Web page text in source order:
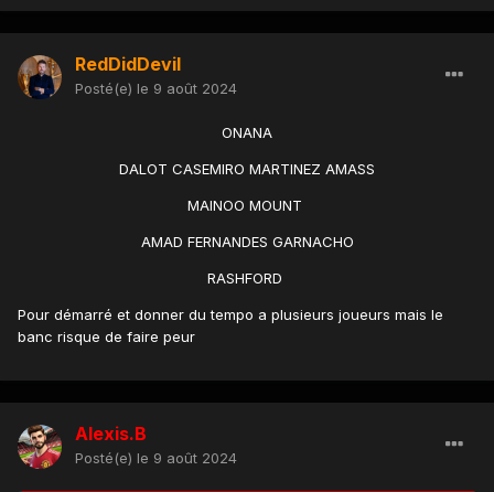
RedDidDevil
Posté(e) le 9 août 2024
ONANA
DALOT CASEMIRO MARTINEZ AMASS
MAINOO MOUNT
AMAD FERNANDES GARNACHO
RASHFORD
Pour démarré et donner du tempo a plusieurs joueurs mais le
banc risque de faire peur
Alexis.B
Posté(e) le 9 août 2024